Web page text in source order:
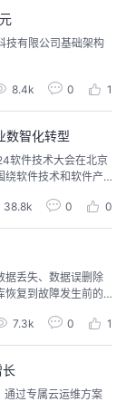
技有限公司基础架构
8.4k 0 1
数智化转型
软件技术大会在北京
绕软件技术和软件产
数字化转型》做了
为公司从2001年就开
38.8k 0 0
据丢失、数据误删除
恢复到故障发生前的
导致客户业务受损
7.3k 0 1
长
通过专属云运维方案